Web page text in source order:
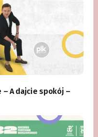
– A dajcie spokój –